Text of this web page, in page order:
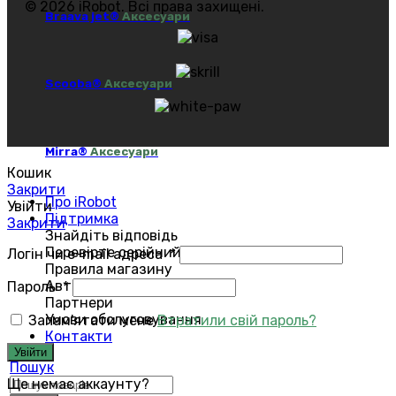
Braava jet® Аксесуари
Scooba® Аксесуари
Mirra®Аксесуари
Про iRobot
Підтримка
Знайдіть відповідь
Перевірте серійний номер
Правила магазину
Авторизований сервіс
Партнери
Умови обслуговування
Контакти
Пошук
© 2026 iRobot. Всі права захищені.
Кошик
Закрити
Увійти
Закрити
Логін чи e-mail адреса*
Пароль*
Запам'ятати мене Втратили свій пароль?
Увійти
Ще немає аккаунту?